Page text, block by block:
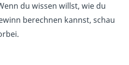
du wissen willst, wie du
berechnen kannst, schau